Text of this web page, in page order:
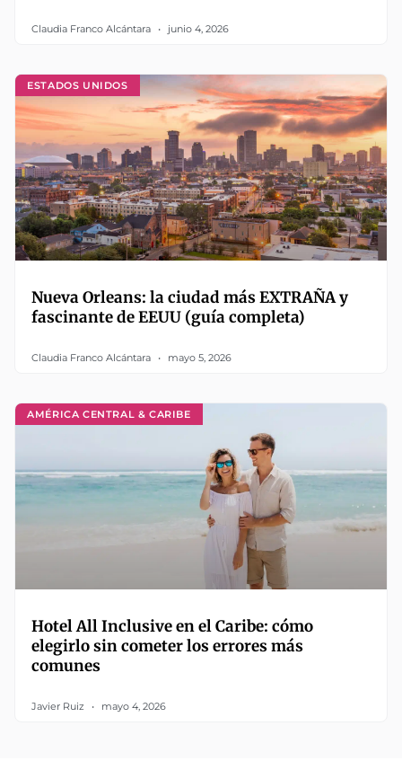
Claudia Franco Alcántara junio 4, 2026
ESTADOS UNIDOS
Nueva Orleans: la ciudad más EXTRAÑA y
fascinante de EEUU (guía completa)
Claudia Franco Alcántara mayo 5, 2026
AMÉRICA CENTRAL & CARIBE
Hotel All Inclusive en el Caribe: cómo
elegirlo sin cometer los errores más
comunes
Javier Ruiz mayo 4, 2026